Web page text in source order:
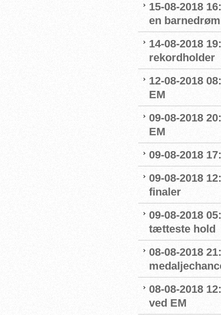
15-08-2018
en barnedrøm
14-08-2018
rekordholder
12-08-2018
EM
09-08-2018
EM
09-08-2018
09-08-2018
finaler
09-08-2018
tætteste hold
08-08-2018
08-08-2018
ved EM